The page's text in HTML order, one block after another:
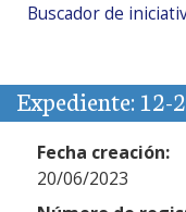
Buscador de
Expediente: 12-
Fecha creación:
20/06/2023